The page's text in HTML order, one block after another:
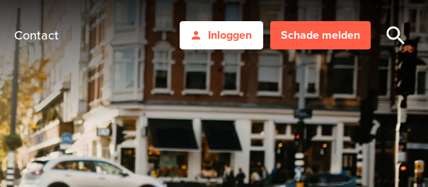
Contact Inloggen Schade melden